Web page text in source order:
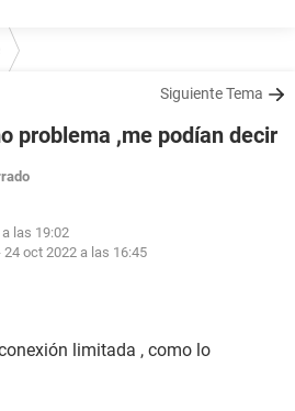
Siguiente Tema
problema ,me podían decir
las 19:02
24 oct 2022 a las 16:45
limitada , como lo